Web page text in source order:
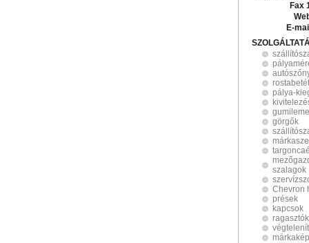
Fax
E-
rostabetét
pálya-
görgők
szalagok
Chevron
prések
kapcsok
ragasztók